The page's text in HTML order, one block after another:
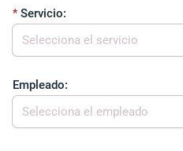
Servicio:
Selecciona el servicio
Empleado:
Selecciona el empleado